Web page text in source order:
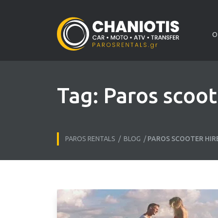
Tag: Paros
PAROS RENTALS / BLOG /PAROS SCOOTER